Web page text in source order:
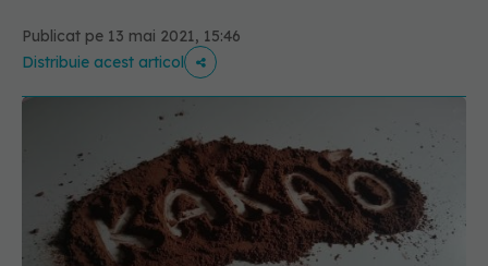
Publicat pe 13 mai 2021, 15:46
Distribuie acest articol